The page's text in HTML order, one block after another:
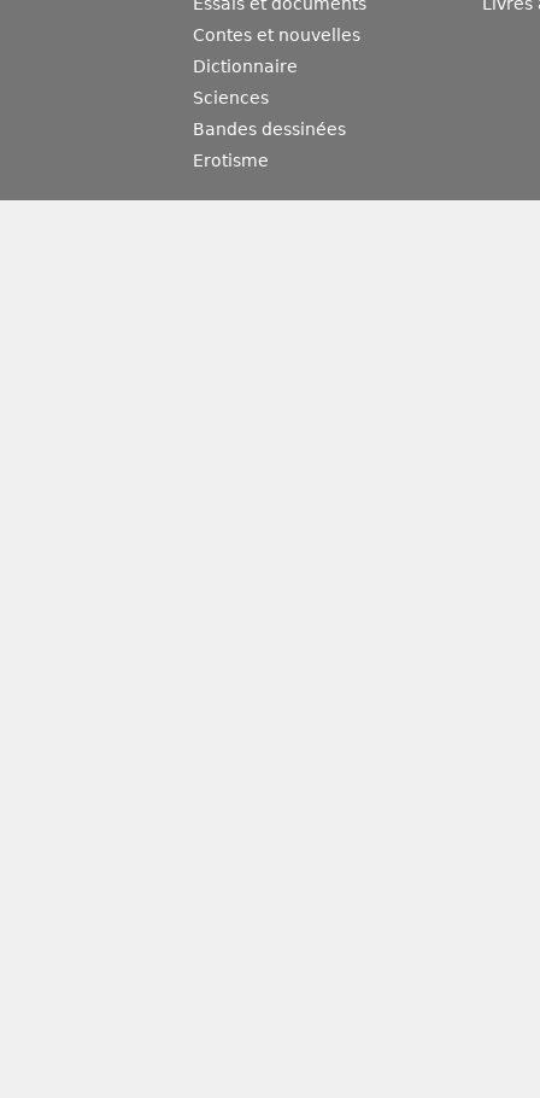
Essais et documents
Contes et nouvelles
Dictionnaire
Sciences
Bandes dessinées
Erotisme
Livres